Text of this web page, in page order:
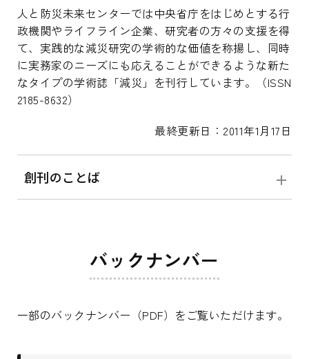
人と防災未来センターでは中央省庁をはじめとする行
政機関やライフライン企業、研究者の方々の支援を得
て、実践的な減災研究の学術的な価値を称揚し、同時
に実務家のニーズにも応えることができるような新た
なタイプの学術誌「減災」を刊行しています。（ISSN
2185-8632）
最終更新日：2011年1月17日
創刊のことば
バックナンバー
一部のバックナンバー（PDF）をご覧いただけます。